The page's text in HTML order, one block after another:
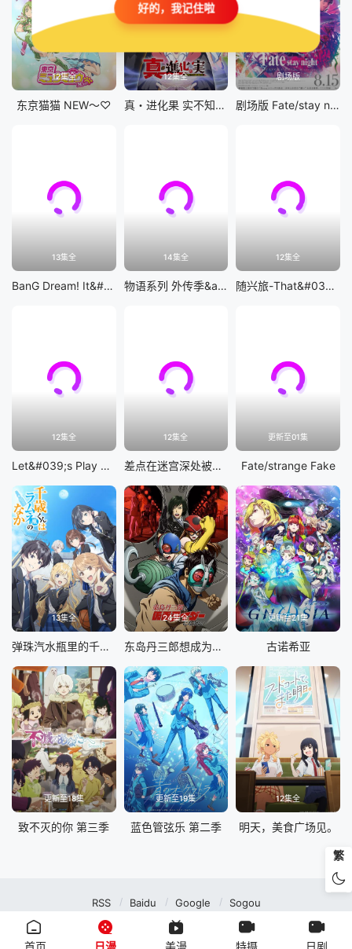
12集全
东京猫猫 NEW～♡
12集全
真・进化果 实不知不觉踏上胜利的人生
剧场版
剧场版 Fate/stay night [Heaven&#039;s Feel] III.spring song
13集全
BanG Dream! It&#039;s MyGO!!!!!
14集全
物语系列 外传季&amp;怪物季
12集全
随兴旅-That&#039;s Journey-
12集全
Let&#039;s Play 充满挑战的人生
12集全
差点在迷宫深处被信任的伙伴杀掉，但靠着天赐技能「无限扭蛋」获得等级9999的伙伴，我要向前队友和世界展开复仇&amp;「给他们好看！」
更新至01集
Fate/strange Fake
13集全
弹珠汽水瓶里的千岁同学
24集全
东岛丹三郎想成为假面骑士
更新至21集
古诺希亚
更新至18集
致不灭的你 第三季
更新至19集
蓝色管弦乐 第二季
12集全
明天，美食广场见。
繁
RSS Baidu Google Sogou
MuteFun动漫网站-无声乐趣-(゜-゜)つロ 干杯~MuteFun动漫网站所有内容均来
自互联网分享站点所提供的公开引用资源，未提供资源上传、存储服务。
首页 日漫 美漫 特摄 日剧
好的，我记住啦